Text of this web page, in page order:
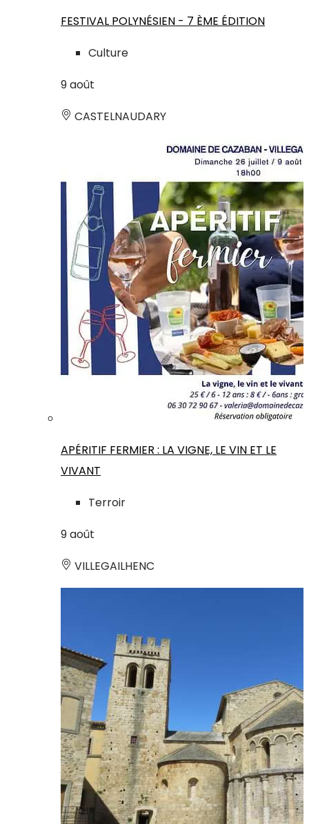
FESTIVAL POLYNÉSIEN - 7 ÈME ÉDITION
Culture
9août
CASTELNAUDARY
APÉRITIF FERMIER : LA VIGNE, LE VIN ET LE
VIVANT
Terroir
9août
VILLEGAILHENC